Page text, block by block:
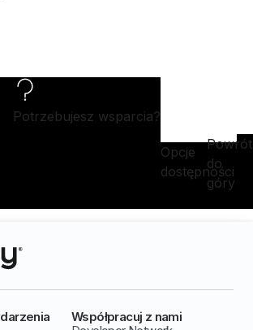
Potrzebujesz wsparcia?
Opcje
dostępności
Powrót
do
góry
Współpracuj z nami